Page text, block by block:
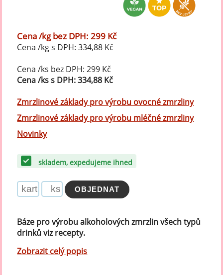
Cena /kg bez DPH: 299 Kč
Cena /kg s DPH: 334,88 Kč
Cena /ks bez DPH: 299 Kč
Cena /ks s DPH: 334,88 Kč
Zmrzlinové základy pro výrobu ovocné zmrzliny
Zmrzlinové základy pro výrobu mléčné zmrzliny
Novinky
skladem, expedujeme ihned
Báze pro výrobu alkoholových zmrzlin všech typů
drinků viz recepty.
Zobrazit celý popis